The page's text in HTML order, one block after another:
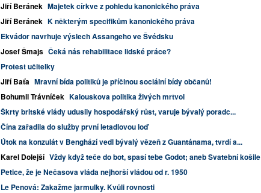
Jiří Beránek Majetek církve z pohledu kanonického práva
Jiří Beránek K některým specifikům kanonického práva
Ekvádor navrhuje výslech Assangeho ve Švédsku
Josef Šmajs Čeká nás rehabilitace lidské práce?
Protest učitelky
Jiří Baťa Mravní bída politiků je příčinou sociální bídy občanů!
Bohumil Trávníček Kalouskova politika živých mrtvol
Škrty britské vlády udusily hospodářský růst, varuje bývalý poradc...
Čína zařadila do služby první letadlovou loď
Útok na konzulát v Benghází vedl bývalý vězeň z Guantánama, tvrdí a...
Karel Dolejší Vždy když teče do bot, spasí tebe Godot; aneb Svatební košile
Petice, že je Nečasova vláda nejhorší vládou od r. 1950
Le Penová: Zakažme jarmulky. Kvůli rovnosti